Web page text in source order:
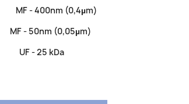
MF - 400nm (0,4µm)
MF - 50nm (0,05µm)
UF - 25 kDa